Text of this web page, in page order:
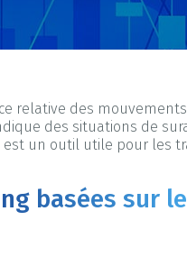
relative des
des situations de
un outil utile pour les
basées sur le